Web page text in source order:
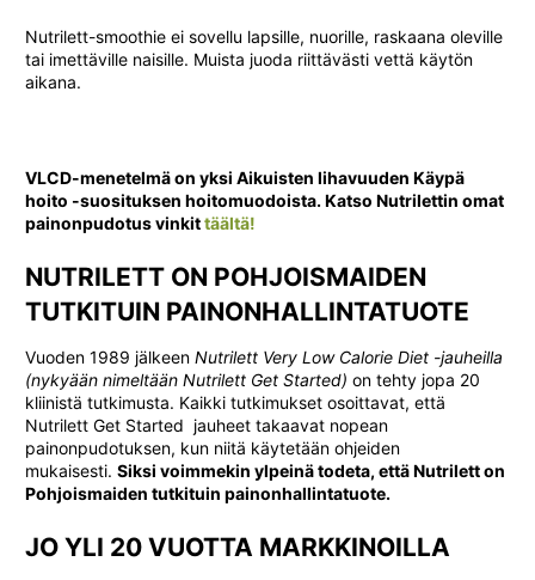
Nutrilett-smoothie ei sovellu lapsille, nuorille, raskaana oleville
tai imettäville naisille. Muista juoda riittävästi vettä käytön
aikana.
VLCD-menetelmä on yksi Aikuisten lihavuuden Käypä
hoito -suosituksen hoitomuodoista. Katso Nutrilettin omat
painonpudotus vinkittäältä!
NUTRILETT ON POHJOISMAIDEN
TUTKITUIN PAINONHALLINTATUOTE
Vuoden 1989 jälkeen Nutrilett Very Low Calorie Diet -jauheilla
(nykyään nimeltään Nutrilett Get Started) on tehty jopa 20
kliinistä tutkimusta. Kaikki tutkimukset osoittavat, että
Nutrilett Get Started  jauheet takaavat nopean
painonpudotuksen, kun niitä käytetään ohjeiden
mukaisesti. Siksi voimmekin ylpeinä todeta, että Nutrilett on
Pohjoismaiden tutkituin painonhallintatuote.
JO YLI 20 VUOTTA MARKKINOILLA